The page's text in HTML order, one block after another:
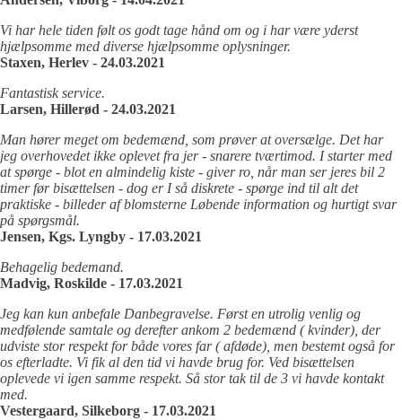
Vi har hele tiden følt os godt tage hånd om og i har være yderst
hjælpsomme med diverse hjælpsomme oplysninger.
Staxen, Herlev - 24.03.2021
Fantastisk service.
Larsen, Hillerød - 24.03.2021
Man hører meget om bedemænd, som prøver at oversælge. Det har
jeg overhovedet ikke oplevet fra jer - snarere tværtimod. I starter med
at spørge - blot en almindelig kiste - giver ro, når man ser jeres bil 2
timer før bisættelsen - dog er I så diskrete - spørge ind til alt det
praktiske - billeder af blomsterne Løbende information og hurtigt svar
på spørgsmål.
Jensen, Kgs. Lyngby - 17.03.2021
Behagelig bedemand.
Madvig, Roskilde - 17.03.2021
Jeg kan kun anbefale Danbegravelse. Først en utrolig venlig og
medfølende samtale og derefter ankom 2 bedemænd ( kvinder), der
udviste stor respekt for både vores far ( afdøde), men bestemt også for
os efterladte. Vi fik al den tid vi havde brug for. Ved bisættelsen
oplevede vi igen samme respekt. Så stor tak til de 3 vi havde kontakt
med.
Vestergaard, Silkeborg - 17.03.2021